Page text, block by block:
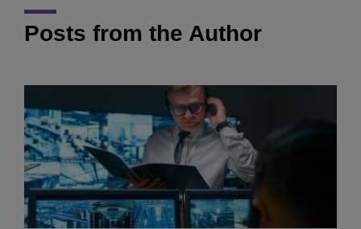
Posts from the Author